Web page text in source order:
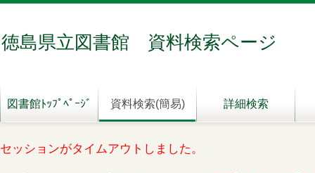
徳島県立図書館 資料検索ページ
図書館ﾄｯﾌﾟﾍﾟｰｼﾞ 資料検索(簡易) 詳細検索
セッションがタイムアウトしました。